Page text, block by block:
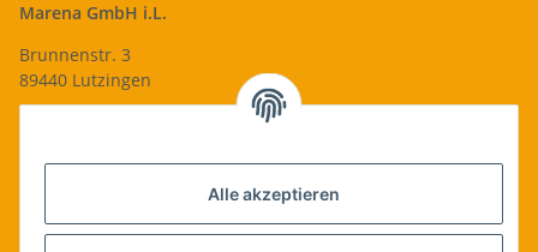
Alle akzeptieren
Marena GmbH i.L.
Brunnenstr. 3
89440 Lutzingen